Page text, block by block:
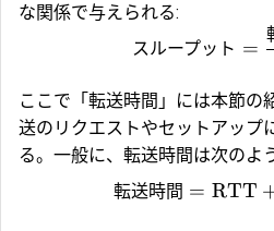
な関係で与えられる:
スループット =
ここで「転送時間」には本節の
送のリクエストやセットアップ
る。一般に、転送時間は次のよ
転送時間 = RTT